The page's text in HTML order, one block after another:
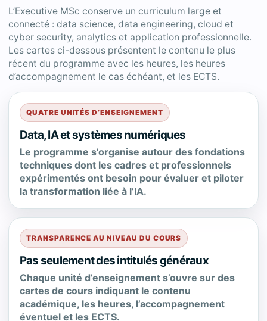
L’Executive MSc conserve un curriculum large et
connecté : data science, data engineering, cloud et
cyber security, analytics et application professionnelle.
Les cartes ci-dessous présentent le contenu le plus
récent du programme avec les heures, les heures
d’accompagnement le cas échéant, et les ECTS.
QUATRE UNITÉS D’ENSEIGNEMENT
Data, IA et systèmes numériques
Le programme s’organise autour des fondations
techniques dont les cadres et professionnels
expérimentés ont besoin pour évaluer et piloter
la transformation liée à l’IA.
TRANSPARENCE AU NIVEAU DU COURS
Pas seulement des intitulés généraux
Chaque unité d’enseignement s’ouvre sur des
cartes de cours indiquant le contenu
académique, les heures, l’accompagnement
éventuel et les ECTS.